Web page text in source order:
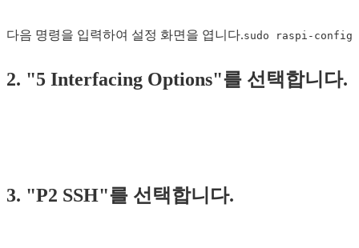
다음 명령을 입력하여 설정 화면을 엽니다.sudo raspi-config
2. "5 Interfacing Options"를 선택합니다.
3. "P2 SSH"를 선택합니다.